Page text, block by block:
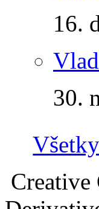
16.
30.